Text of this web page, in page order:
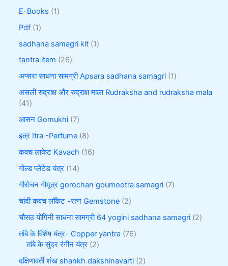
E-Books 1
Pdf 1
sadhana samagri kit 1
tantra item 26
अप्सरा साधना सामग्री Apsara sadhana samagri 1
असली रुद्राक्ष और रुद्राक्ष माला Rudraksha and rudraksha mala
41
आसन Gomukhi 7
इत्र Itra -Perfume 8
कवच लाकेट Kavach 16
गोल्ड प्लेटेड यंत्र 14
गौरोचन गौमूत्र gorochan goumootra samagri 7
चांदी कवच लॉकेट -रत्न Gemstone 2
चौसठ योगिनी साधना सामग्री 64 yogini sadhana samagri 2
तांबे के विशेष यंत्र- Copper yantra 76
तांबे के सुंदर रंगीन यंत्र 2
दक्षिणावर्ती शंख shankh dakshinavarti 2